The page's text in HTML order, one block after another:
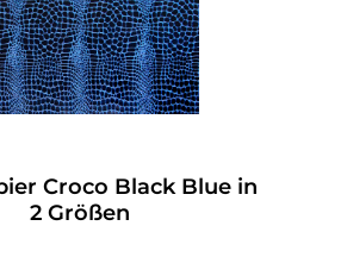
Croco Black Blue in
2 Größen